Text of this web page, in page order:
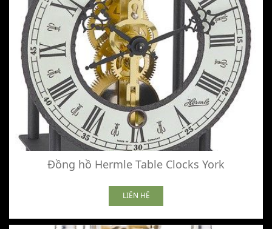
Đồng hồ Hermle Table Clocks York
LIÊN HỆ